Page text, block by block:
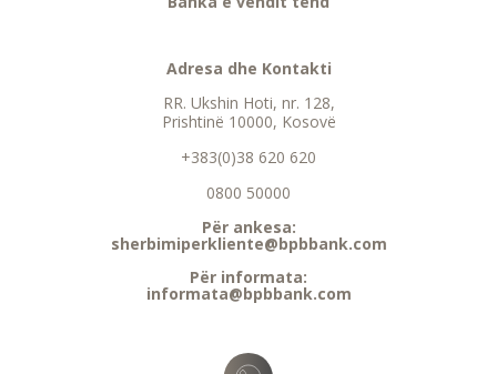
Adresa dhe Kontakti
RR. Ukshin Hoti, nr. 128,
Prishtinë 10000, Kosovë
+383(0)38 620 620
0800 50000
Për ankesa:
sherbimiperkliente@bpbbank.com
Për informata:
informata@bpbbank.com